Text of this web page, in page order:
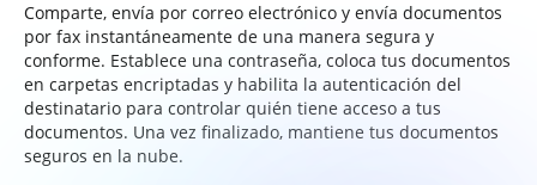
Comparte, envía por correo electrónico y envía documentos
por fax instantáneamente de una manera segura y
conforme. Establece una contraseña, coloca tus documentos
en carpetas encriptadas y habilita la autenticación del
destinatario para controlar quién tiene acceso a tus
documentos. Una vez finalizado, mantiene tus documentos
seguros en la nube.